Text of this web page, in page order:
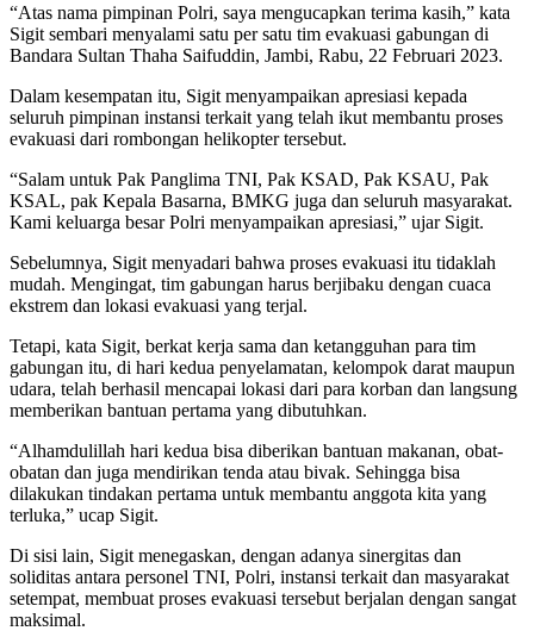
“Atas nama pimpinan Polri, saya mengucapkan terima kasih,” kata
Sigit sembari menyalami satu per satu tim evakuasi gabungan di
Bandara Sultan Thaha Saifuddin, Jambi, Rabu, 22 Februari 2023.
Dalam kesempatan itu, Sigit menyampaikan apresiasi kepada
seluruh pimpinan instansi terkait yang telah ikut membantu proses
evakuasi dari rombongan helikopter tersebut.
“Salam untuk Pak Panglima TNI, Pak KSAD, Pak KSAU, Pak
KSAL, pak Kepala Basarna, BMKG juga dan seluruh masyarakat.
Kami keluarga besar Polri menyampaikan apresiasi,” ujar Sigit.
Sebelumnya, Sigit menyadari bahwa proses evakuasi itu tidaklah
mudah. Mengingat, tim gabungan harus berjibaku dengan cuaca
ekstrem dan lokasi evakuasi yang terjal.
Tetapi, kata Sigit, berkat kerja sama dan ketangguhan para tim
gabungan itu, di hari kedua penyelamatan, kelompok darat maupun
udara, telah berhasil mencapai lokasi dari para korban dan langsung
memberikan bantuan pertama yang dibutuhkan.
“Alhamdulillah hari kedua bisa diberikan bantuan makanan, obat-
obatan dan juga mendirikan tenda atau bivak. Sehingga bisa
dilakukan tindakan pertama untuk membantu anggota kita yang
terluka,” ucap Sigit.
Di sisi lain, Sigit menegaskan, dengan adanya sinergitas dan
soliditas antara personel TNI, Polri, instansi terkait dan masyarakat
setempat, membuat proses evakuasi tersebut berjalan dengan sangat
maksimal.